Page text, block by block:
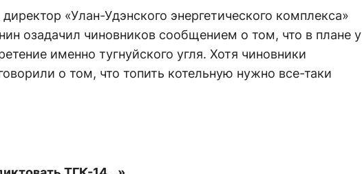
«Улан-Удэнского энергетического комплекса»
озадачил чиновников сообщением о том, что в плане у
именно тугнуйского угля. Хотя чиновники
о том, что топить котельную нужно все-таки